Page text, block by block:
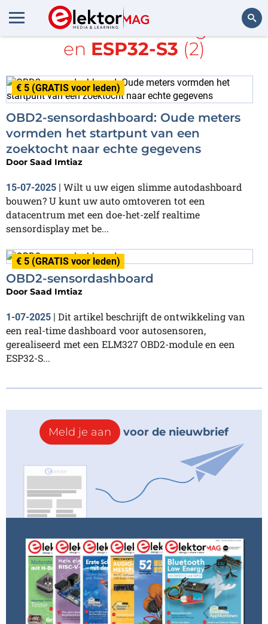
Alle items met de tags
PIC
en ESP32-S3 (2)
€ 5 (GRATIS voor leden)
OBD2-sensordashboard: Oude meters
vormden het startpunt van een
zoektocht naar echte gegevens
Door Saad Imtiaz
15-07-2025 | Wilt u uw eigen slimme autodashboard
bouwen? U kunt uw auto omtoveren tot een
datacentrum met een doe-het-zelf realtime
sensordisplay met be...
€ 5 (GRATIS voor leden)
OBD2-sensordashboard
Door Saad Imtiaz
1-07-2025 | Dit artikel beschrijft de ontwikkeling van
een real-time dashboard voor autosensoren,
gerealiseerd met een ELM327 OBD2-module en een
ESP32-S...
Meld je aan voor de nieuwbrief